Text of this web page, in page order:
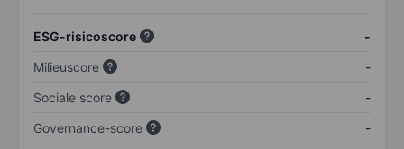
ESG-risicoscore
-
Milieuscore
-
Sociale score
-
Governance-score
-